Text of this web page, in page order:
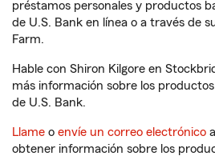
préstamos personales y productos
de U.S. Bank en línea o a través de
Farm.
Hable con Shiron Kilgore en
más información sobre los
de U.S. Bank.
Llame o envíe un correo electrónico
obtener información sobre los